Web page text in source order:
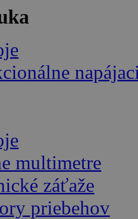
multimetre
záťaže
priebehov